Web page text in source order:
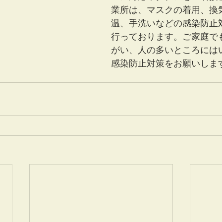
業所は、マスクの着用、換
温、手洗いなどの感染防止
行っております。ご家庭で
がい、人の多いところには
感染防止対策をお願いしま